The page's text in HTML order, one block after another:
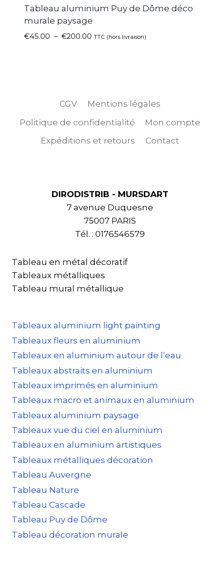
Tableau aluminium Puy de Dôme déco
murale paysage
€45.00 – €200.00 TTC (hors livraison)
CGV
Mentions légales
Politique de confidentialité
Mon compte
Expéditions et retours
Contact
DIRODISTRIB - MURSDART
7 avenue Duquesne
75007 PARIS
Tél. : 0176546579
Tableau en métal décoratif
Tableaux métalliques
Tableau mural métallique
Tableaux aluminium light painting
Tableaux fleurs en aluminium
Tableaux en aluminium autour de l’eau
Tableaux abstraits en aluminium
Tableaux imprimés en aluminium
Tableaux macro et animaux en aluminium
Tableaux aluminium paysage
Tableaux vue du ciel en aluminium
Tableaux en aluminium artistiques
Tableaux métalliques décoration
Tableau Auvergne
Tableau Nature
Tableau Cascade
Tableau Puy de Dôme
Tableau décoration murale